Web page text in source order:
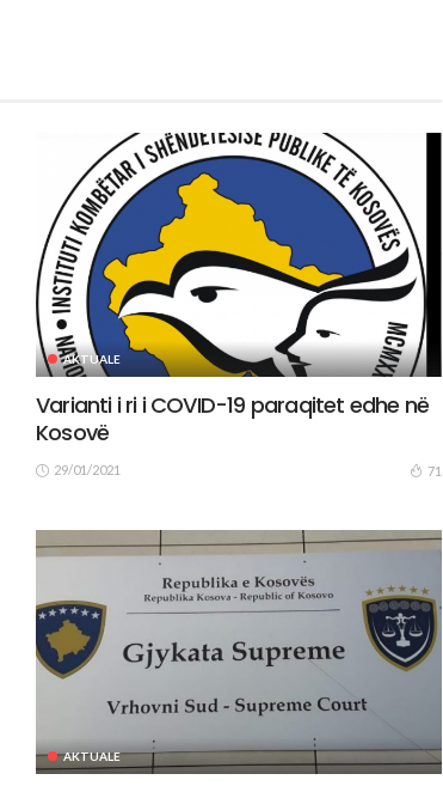
AKTUALE
Varianti i ri i COVID-19 paraqitet edhe në
Kosovë
29/01/2021 71
AKTUALE